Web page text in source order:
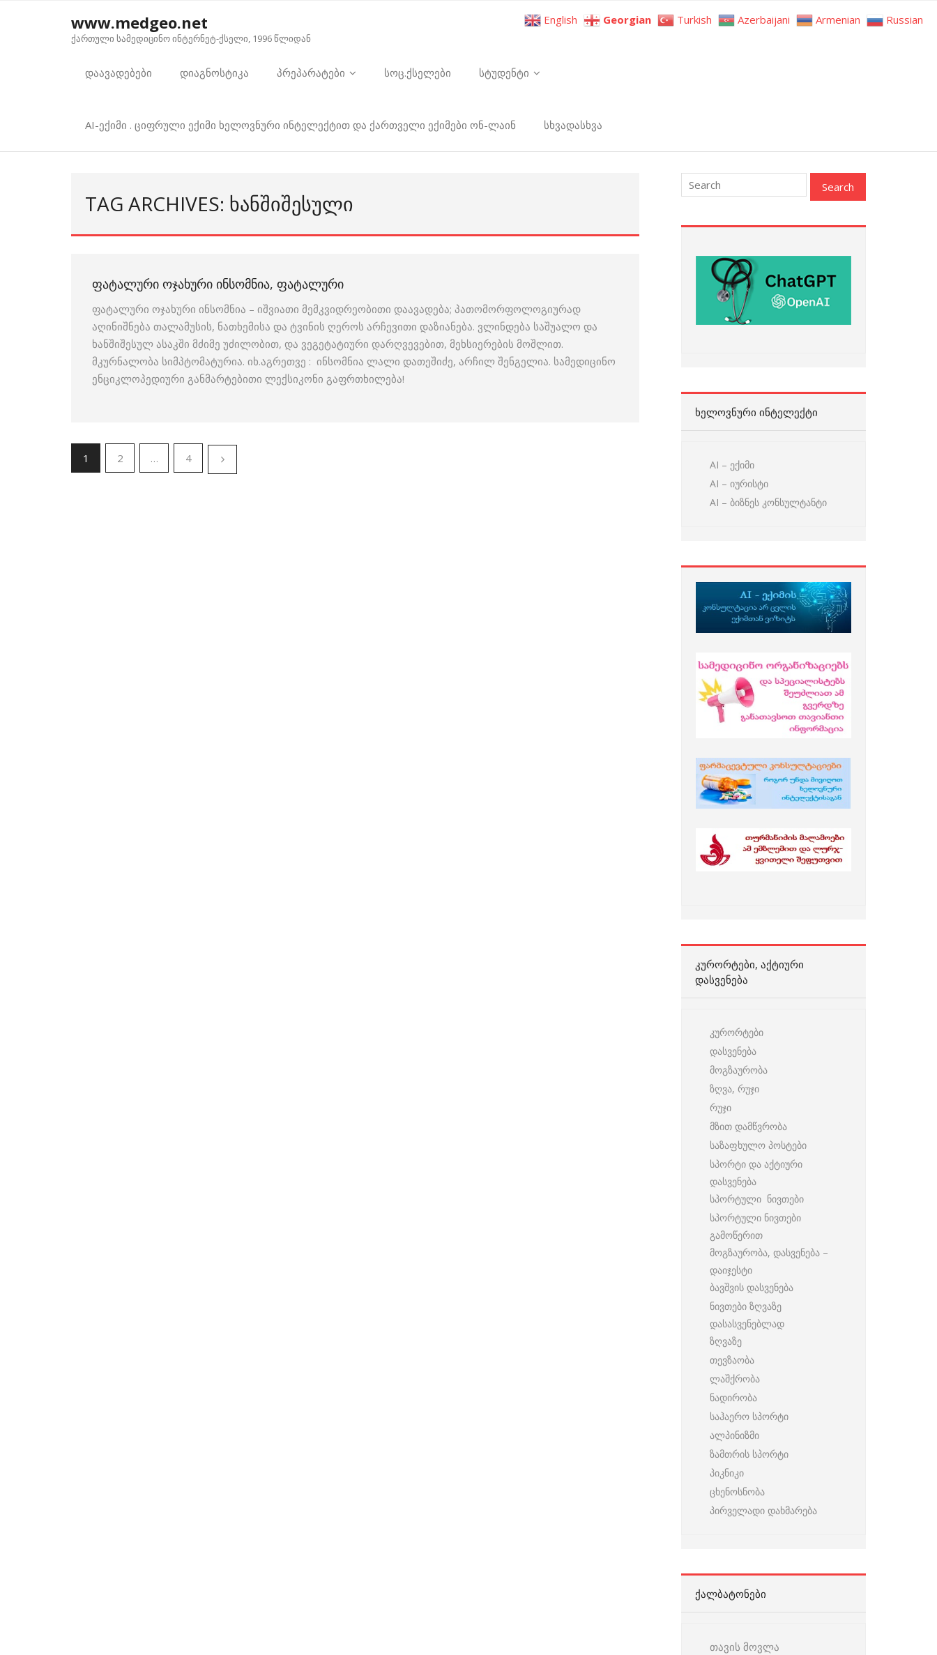
www.medgeo.net
ქართული სამედიცინო ინტერნეტ-ქსელი, 1996 წლიდან
დაავადებები დიაგნოსტიკა პრეპარატები სოც.ქსელები სტუდენტი
AI-ექიმი . ციფრული ექიმი ხელოვნური ინტელექტით და ქართველი ექიმები ონ-ლაინ სხვადასხვა
TAG ARCHIVES: ᲮᲐᲜᲨᲘᲨᲔᲡᲣᲚᲘ
ᲤᲐᲢᲐᲚᲣᲠᲘ ᲝᲯᲐᲮᲣᲠᲘ ᲘᲜᲡᲝᲛᲜᲘᲐ, ᲤᲐᲢᲐᲚᲣᲠᲘ
ფატალური ოჯახური ინსომნია – იშვიათი მემკვიდრეობითი დაავადება; პათომორფოლოგიურად
აღინიშნება თალამუსის, ნათხემისა და ტვინის ღეროს არჩევითი დაზიანება. ვლინდება საშუალო და
ხანშიშესულ ასაკში მძიმე უძილობით, და ვეგეტატიური დარღვევებით, მეხსიერების მოშლით.
მკურნალობა სიმპტომატურია. იხ.აგრეთვე : ინსომნია ლალი დათეშიძე, არჩილ შენგელია. სამედიცინო
ენციკლოპედიური განმარტებითი ლექსიკონი გაფრთხილება!
1 2 … 4
ᲮᲔᲚᲝᲕᲜᲣᲠᲘ ᲘᲜᲢᲔᲚᲔᲥᲢᲘ
AI – ექიმი
AI – იურისტი
AI – ბიზნეს კონსულტანტი
ᲙᲣᲠᲝᲠᲢᲔᲑᲘ, ᲐᲥᲢᲘᲣᲠᲘ
ᲓᲐᲡᲕᲔᲜᲔᲑᲐ
კურორტები
დასვენება
მოგზაურობა
ზღვა, რუჯი
რუჯი
მზით დამწვრობა
საზაფხულო პოსტები
სპორტი და აქტიური
დასვენება
სპორტული ნივთები
სპორტული ნივთები
გამოწერით
მოგზაურობა, დასვენება –
დაიჯესტი
ბავშვის დასვენება
ნივთები ზღვაზე
დასასვენებლად
ზღვაზე
თევზაობა
ლაშქრობა
ნადირობა
საჰაერო სპორტი
ალპინიზმი
ზამთრის სპორტი
პიკნიკი
ცხენოსნობა
პირველადი დახმარება
ᲥᲐᲚᲑᲐᲢᲝᲜᲔᲑᲘ
თავის მოვლა
English Georgian Turkish Azerbaijani Armenian Russian